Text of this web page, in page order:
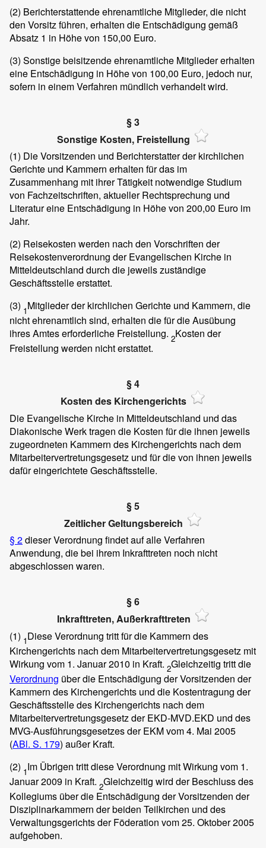
(2) Berichterstattende ehrenamtliche Mitglieder, die nicht
den Vorsitz führen, erhalten die Entschädigung gemäß
Absatz 1 in Höhe von 150,00 Euro.
(3) Sonstige beisitzende ehrenamtliche Mitglieder erhalten
eine Entschädigung in Höhe von 100,00 Euro, jedoch nur,
sofern in einem Verfahren mündlich verhandelt wird.
§ 3
Sonstige Kosten, Freistellung
(1) Die Vorsitzenden und Berichterstatter der kirchlichen
Gerichte und Kammern erhalten für das im
Zusammenhang mit ihrer Tätigkeit notwendige Studium
von Fachzeitschriften, aktueller Rechtsprechung und
Literatur eine Entschädigung in Höhe von 200,00 Euro im
Jahr.
(2) Reisekosten werden nach den Vorschriften der
Reisekostenverordnung der Evangelischen Kirche in
Mitteldeutschland durch die jeweils zuständige
Geschäftsstelle erstattet.
(3) 1Mitglieder der kirchlichen Gerichte und Kammern, die
nicht ehrenamtlich sind, erhalten die für die Ausübung
ihres Amtes erforderliche Freistellung. 2Kosten der
Freistellung werden nicht erstattet.
§ 4
Kosten des Kirchengerichts
Die Evangelische Kirche in Mitteldeutschland und das
Diakonische Werk tragen die Kosten für die ihnen jeweils
zugeordneten Kammern des Kirchengerichts nach dem
Mitarbeitervertretungsgesetz und für die von ihnen jeweils
dafür eingerichtete Geschäftsstelle.
§ 5
Zeitlicher Geltungsbereich
§ 2dieser Verordnung findet auf alle Verfahren
Anwendung, die bei ihrem Inkrafttreten noch nicht
abgeschlossen waren.
§ 6
Inkrafttreten, Außerkrafttreten
(1) 1Diese Verordnung tritt für die Kammern des
Kirchengerichts nach dem Mitarbeitervertretungsgesetz mit
Wirkung vom 1. Januar 2010 in Kraft. 2Gleichzeitig tritt die
Verordnung über die Entschädigung der Vorsitzenden der
Kammern des Kirchengerichts und die Kostentragung der
Geschäftsstelle des Kirchengerichts nach dem
Mitarbeitervertretungsgesetz der EKD-MVD.EKD und des
MVG-Ausführungsgesetzes der EKM vom 4. Mai 2005
(ABl. S. 179) außer Kraft.
(2) 1Im Übrigen tritt diese Verordnung mit Wirkung vom 1.
Januar 2009 in Kraft. 2Gleichzeitig wird der Beschluss des
Kollegiums über die Entschädigung der Vorsitzenden der
Disziplinarkammern der beiden Teilkirchen und des
Verwaltungsgerichts der Föderation vom 25. Oktober 2005
aufgehoben.